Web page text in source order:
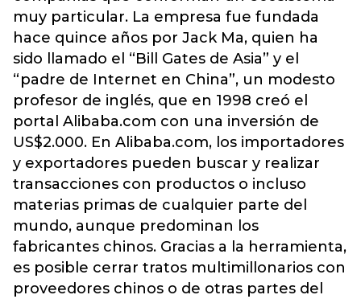
muy particular. La empresa fue fundada
hace quince años por Jack Ma, quien ha
sido llamado el “Bill Gates de Asia” y el
“padre de Internet en China”, un modesto
profesor de inglés, que en 1998 creó el
portal Alibaba.com con una inversión de
US$2.000. En Alibaba.com, los importadores
y exportadores pueden buscar y realizar
transacciones con productos o incluso
materias primas de cualquier parte del
mundo, aunque predominan los
fabricantes chinos. Gracias a la herramienta,
es posible cerrar tratos multimillonarios con
proveedores chinos o de otras partes del